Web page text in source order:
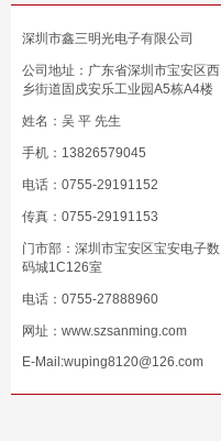
深圳市鑫三明光电子有限公司
公司地址：广东省深圳市宝安区西
乡街道固戍安乐工业园A5栋A4楼
姓名：吴 平 先生
手机：13826579045
电话：0755-29191152
传真：0755-29191153
门市部：深圳市宝安区宝安电子数
码城1C126室
电话：0755-27888960
网址： www.szsanming.com
E-Mail:wuping8120@126.com